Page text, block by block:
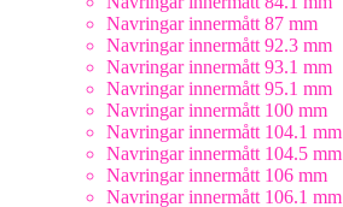
Navringar innermått 87 mm
Navringar innermått 92.3 mm
Navringar innermått 93.1 mm
Navringar innermått 95.1 mm
Navringar innermått 100 mm
Navringar innermått 104.1 mm
Navringar innermått 104.5 mm
Navringar innermått 106 mm
Navringar innermått 106.1 mm